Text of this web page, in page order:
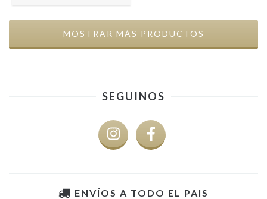
MOSTRAR MÁS PRODUCTOS
SEGUINOS
ENVÍOS A TODO EL PAIS